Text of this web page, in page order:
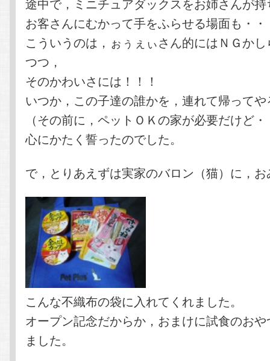
お客さんにむかって手をふらせる場面も・
こういうのは，ぉぅぇぃさん的にはＮＧか
つつ，
そのかわいさには！！！
いつか，この子達の誰かを，連れて帰って
（その前に，ペットＯＫの家が必要だけど
心にかたく誓ったのでした。
で，とりあえずは実家のバロン（猫）に，
こんな不織布の袋に入れてくれました。
オープン記念だからか，おまけに試食のお
ました。